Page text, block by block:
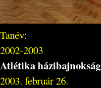
Tanév:
2002-2003
Atlétika házibajnokság
2003. február 26.